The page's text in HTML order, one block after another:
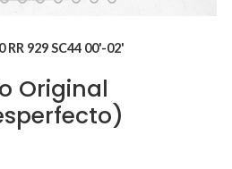
RR 929 SC44 00'-02'
Original